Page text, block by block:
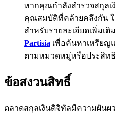
Precious Metals Trading
Trade Gold & Silver ·
USDT New User Exclusive
หากคุณกำลังสำรวจสกุล
คุณสมบัติที่คล้ายคลึงกัน ใ
สำหรับรายละเอียดเพิ่มเติ
Partisia เพื่อค้นหาเหรียญ
ตามหมวดหมู่หรือประสิท
ข้อสงวนสิทธิ์
ตลาดสกุลเงินดิจิทัลมีความผันผ